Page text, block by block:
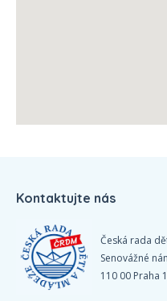
Kontaktujte nás
Česká rada
Senovážné
110 00 Praha 1